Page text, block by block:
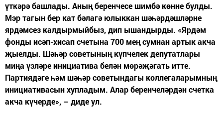
үткәрә башлады. Аның беренчесе шимбә көнне булды.
Мэр тагын бер кат бәлагә юлыккан шәһәрдәшләрне
ярдәмсез калдырмыйбыз, дип ышандырды. «Ярдәм
фонды исәп-хисап счетына 700 мең сумнан артык акча
җыелды. Шәһәр советының күпчелек депутатлары
миңа үзләре инициатива белән мөрәҗәгать итте.
Партиядәге һәм шәһәр советындагы коллегаларымның
инициативасын хупладым. Алар беренчеләрдән счетка
акча күчерде», – диде ул.